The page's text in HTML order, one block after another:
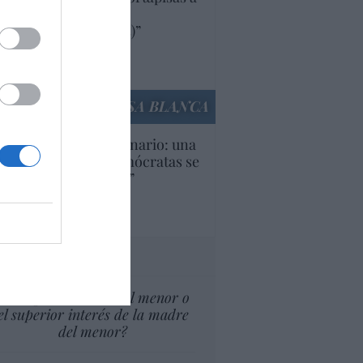
(y europeas)”
Sánchez Arjona
LA CASA BLANCA
Inquietante escenario: una
parte de los demócratas se
como “socialista”
Aguirre
¿El Superior interés el menor o
superior interés de la madre
del menor?